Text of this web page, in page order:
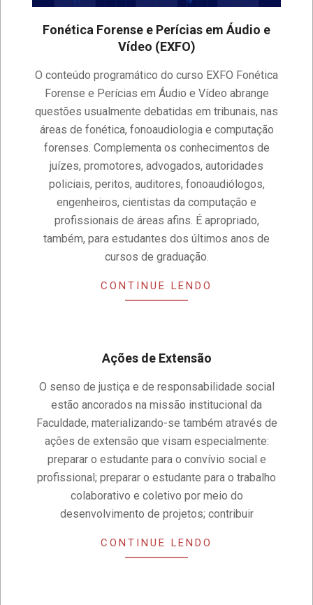
Fonética Forense e Perícias em Áudio e
Vídeo (EXFO)
02-
O conteúdo programático do curso EXFO Fonética
Forense e Perícias em Áudio e Vídeo abrange
questões usualmente debatidas em tribunais, nas
áreas de fonética, fonoaudiologia e computação
forenses. Complementa os conhecimentos de
juízes, promotores, advogados, autoridades
policiais, peritos, auditores, fonoaudiólogos,
engenheiros, cientistas da computação e
profissionais de áreas afins. É apropriado,
também, para estudantes dos últimos anos de
cursos de graduação.
CONTINUE LENDO
Ações de Extensão
11-
O senso de justiça e de responsabilidade social
estão ancorados na missão institucional da
Faculdade, materializando-se também através de
ações de extensão que visam especialmente:
preparar o estudante para o convívio social e
profissional; preparar o estudante para o trabalho
colaborativo e coletivo por meio do
desenvolvimento de projetos; contribuir
CONTINUE LENDO